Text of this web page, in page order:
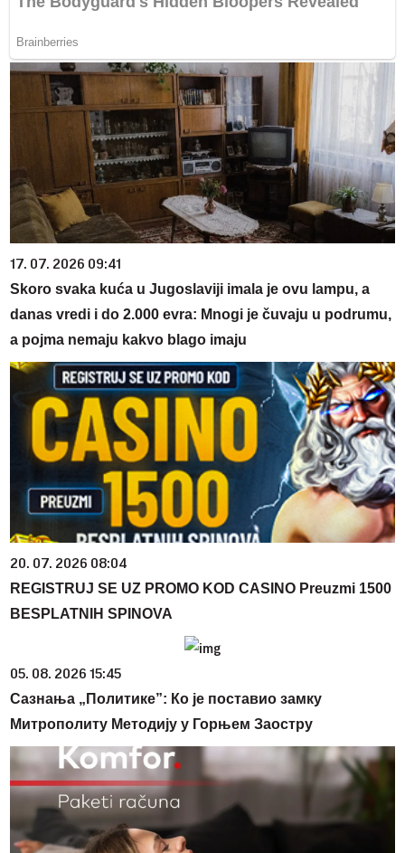
17. 07. 2026 09:41
Skoro svaka kuća u Jugoslaviji imala je ovu lampu, a
danas vredi i do 2.000 evra: Mnogi je čuvaju u podrumu,
a pojma nemaju kakvo blago imaju
20. 07. 2026 08:04
REGISTRUJ SE UZ PROMO KOD CASINO Preuzmi 1500
BESPLATNIH SPINOVA
05. 08. 2026 15:45
Сазнања „Политике”: Ко је поставио замку
Митрополиту Методију у Горњем Заостру